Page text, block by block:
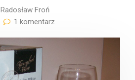
Radosław Froń
1 komentarz